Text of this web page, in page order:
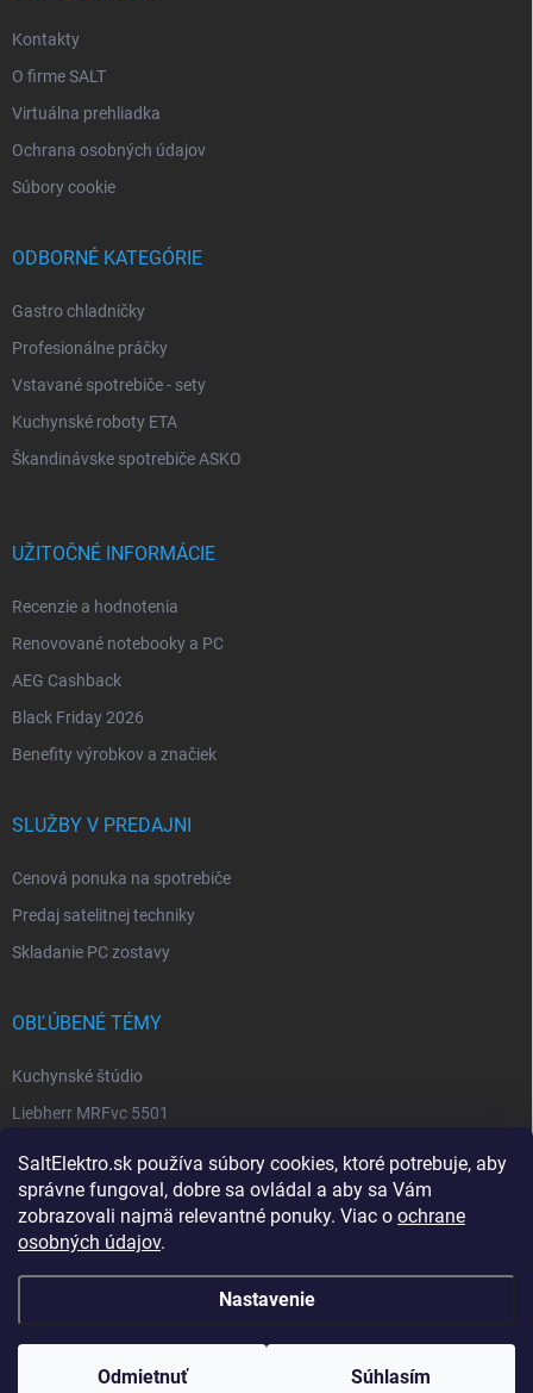
SaltElektro.sk používa súbory cookies, ktoré potrebuje, aby
správne fungoval, dobre sa ovládal a aby sa Vám
zobrazovali najmä relevantné ponuky. Viac o ochrane
osobných údajov.
Nastavenie
Odmietnuť Súhlasím
Kontakty
O firme SALT
Virtuálna prehliadka
Ochrana osobných údajov
Súbory cookie
ODBORNÉ KATEGÓRIE
Gastro chladničky
Profesionálne práčky
Vstavané spotrebiče - sety
Kuchynské roboty ETA
Škandinávske spotrebiče ASKO
UŽITOČNÉ INFORMÁCIE
Recenzie a hodnotenia
Renovované notebooky a PC
AEG Cashback
Black Friday 2026
Benefity výrobkov a značiek
SLUŽBY V PREDAJNI
Cenová ponuka na spotrebiče
Predaj satelitnej techniky
Skladanie PC zostavy
OBĽÚBENÉ TÉMY
Kuchynské štúdio
Liebherr MRFvc 5501
Spotrebiče Miele
Biela technika
Copyright 2026SALT ELEKTRO. Všetky práva vyhradené.Upraviť nastavenie